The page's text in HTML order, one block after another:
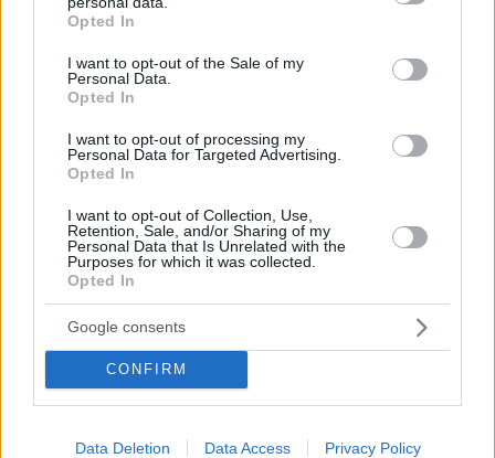
grant or deny consent to Google and its third-party tags to
use your data for below specified purposes in below Google
consent section.
Opted In
I want to opt-out of the Sale of my
Personal Data.
Opted In
I want to opt-out of processing my
Personal Data for Targeted Advertising.
Opted In
I want to opt-out of Collection, Use,
Retention, Sale, and/or Sharing of my
Personal Data that Is Unrelated with the
Purposes for which it was collected.
Opted In
Google consents
CONFIRM
Data Deletion Data Access Privacy Policy
Ο κωμικόςΑριστοτέλης Ρήγαςτοποθετήθηκε κι
εκείνος στο σχόλιο του Σερβετάλη,
επισημαίνοντας πως αν η τέχνη είναι για
όλους, τότε και οι ταινίες του δεν θα έπρεπε να
ισχύουν τα ίδια μέτρα προστασίας.